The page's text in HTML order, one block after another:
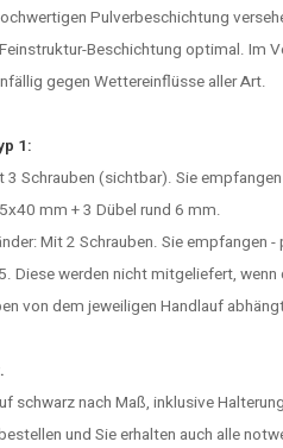
Pulverbeschichtung
Beschichtung optimal. Im
gegen Wettereinflüsse aller Art.
1:
3 Schrauben (sichtbar). Sie
mm + 3 Dübel rund 6 mm.
Mit 2 Schrauben. Sie empfangen
Diese werden nicht mitgeliefert,
von dem jeweiligen Handlauf
schwarznach Maß, inklusive
und Sie erhalten auch alle